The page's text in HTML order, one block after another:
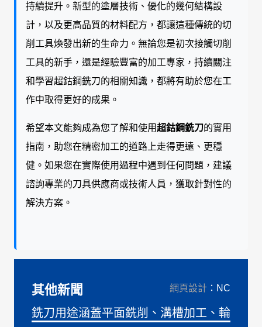
持續提升。新型的塗層技術、優化的幾何結構設
計，以及更高品質的材料配方，都讓這種傳統的切
削工具煥發出新的生命力。無論您是初次接觸切削
工具的新手，還是經驗豐富的加工專家，持續關注
和學習超鈷鋼銑刀的相關知識，都將有助於您在工
作中取得更好的成果。
希望本文能夠成為您了解和使用超鈷鋼銑刀的實用
指南，助您在精密加工的道路上走得更遠、更穩
健。如果您在實際使用過程中遇到任何問題，建議
諮詢專業的刀具供應商或技術人員，獲取針對性的
解決方案。
其他新聞 網頁設計 ：NC
銑刀用途涵蓋平面銑削、溝槽加工、輪